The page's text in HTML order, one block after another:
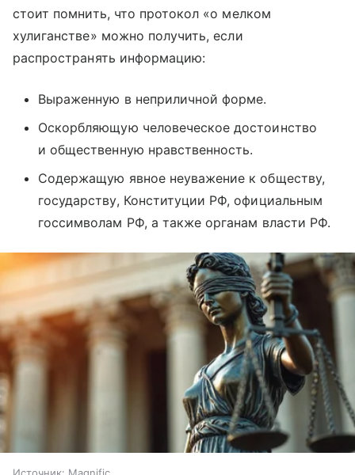
стоит помнить, что протокол «о мелком
хулиганстве» можно получить, если
распространять информацию:
Выраженную в неприличной форме.
Оскорбляющую человеческое достоинство
и общественную нравственность.
Содержащую явное неуважение к обществу,
государству, Конституции РФ, официальным
госсимволам РФ, а также органам власти РФ.